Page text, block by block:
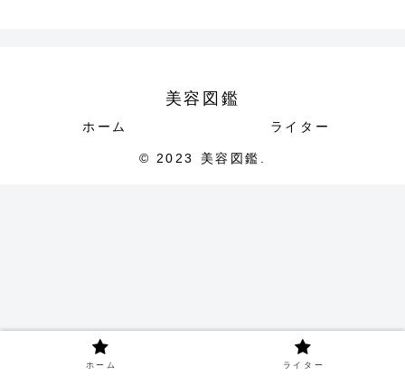
美容図鑑
ホーム ライター
© 2023 美容図鑑.
ホーム ライター